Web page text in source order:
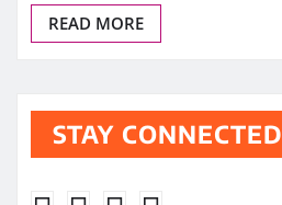
READ MORE
STAY CONNECTED